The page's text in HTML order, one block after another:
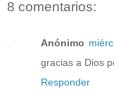
8 comentarios:
Anónimo
gracias a Dios
Responder